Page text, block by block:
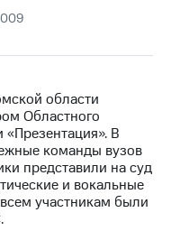
области
Областного
В
команды вузов
представили на суд
и вокальные
участникам были